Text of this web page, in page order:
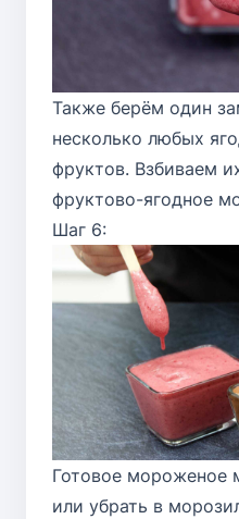
Также берём один
несколько любых
фруктов. Взбиваем
фруктово-ягодное
Шаг 6:
Готовое мороженое
или убрать в